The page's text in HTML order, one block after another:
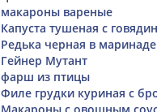
макароны вареные
Капуста тушеная с
Редька черная в маринаде
Гейнер Мутант
фарш из птицы
Филе грудки куриная с